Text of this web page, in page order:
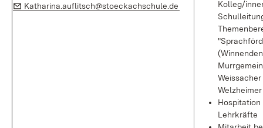
E-Mail:
Katharina.auflitsch@stoeckachschule.de (Öffnet in neuem
Kolleg/
Weissacher
Hospitation
Lehrkräfte